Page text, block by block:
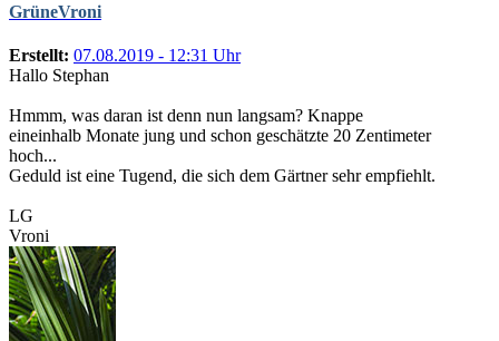
GrüneVroni
Erstellt: 07.08.2019 - 12:31 Uhr
Hallo Stephan
Hmmm, was daran ist denn nun langsam? Knappe
eineinhalb Monate jung und schon geschätzte 20 Zentimeter
hoch...
Geduld ist eine Tugend, die sich dem Gärtner sehr empfiehlt.
LG
Vroni